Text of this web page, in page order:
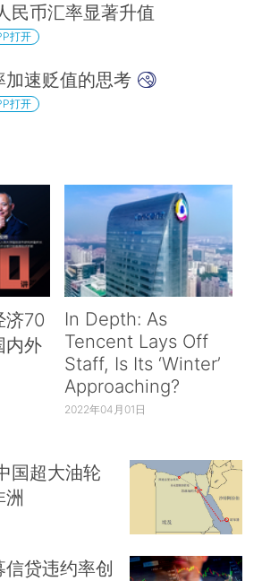
民币汇率显著升值
打开
速贬值的思考
打开
济70
内外
In Depth: As
Tencent Lays Off
Staff, Is Its ‘Winter’
Approaching?
2022年04月01日
国超大油轮
洲
贷违约率创